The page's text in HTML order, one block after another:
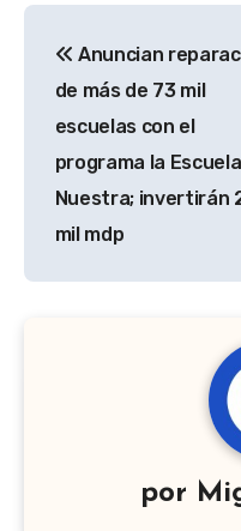
de
entradas
Anuncian
de más de 73 mil
escuelas con el
programa la
Nuestra; invertirán
mil mdp
por